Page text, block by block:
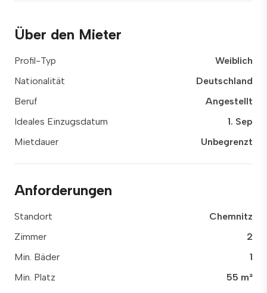
Über den Mieter
Profil-Typ
Weiblich
Nationalität
Deutschland
Beruf
Angestellt
Ideales Einzugsdatum
1. Sep
Mietdauer
Unbegrenzt
Anforderungen
Standort
Chemnitz
Zimmer
2
Min. Bäder
1
Min. Platz
55 m²